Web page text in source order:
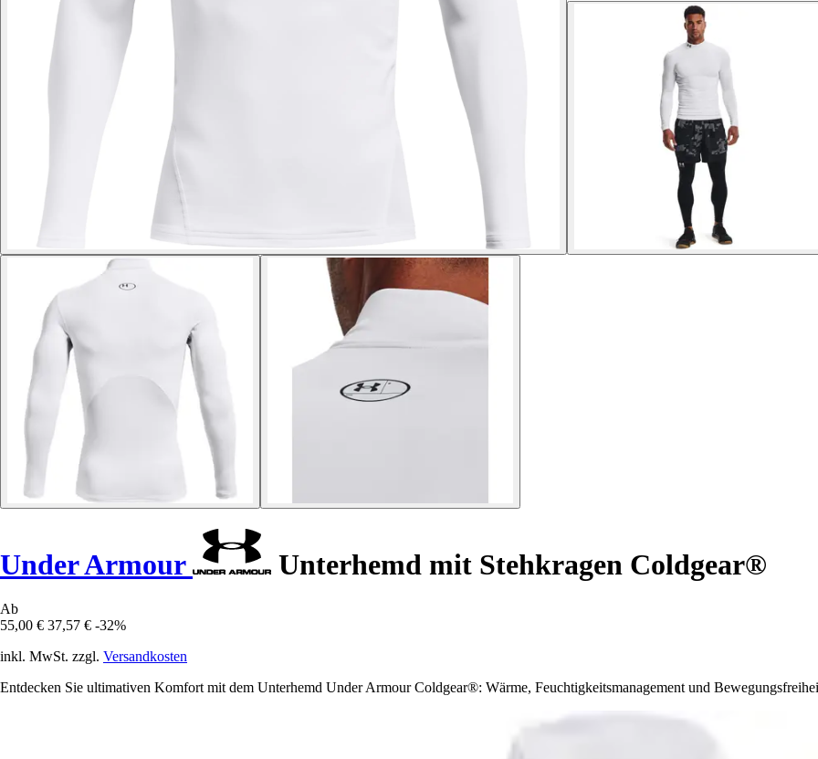
Under Armour Unterhemd mit Stehkragen Coldgear®
Ab
55,00 € 37,57 € -32%
inkl. MwSt. zzgl. Versandkosten
Entdecken Sie ultimativen Komfort mit dem Unterhemd Under Armour Coldgear®: Wärme, Feuchtigkeitsmanagement und